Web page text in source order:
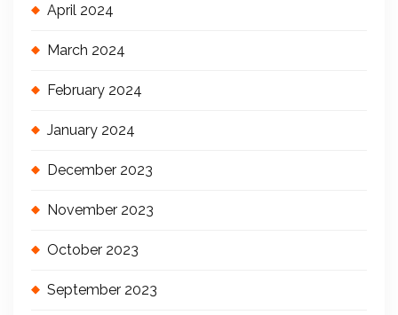
April 2024
March 2024
February 2024
January 2024
December 2023
November 2023
October 2023
September 2023